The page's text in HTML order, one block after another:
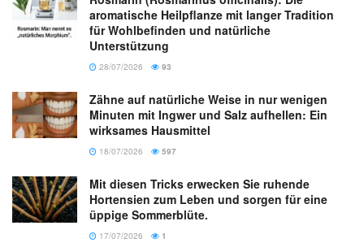
aromatische Heilpflanze mit langer Tradition
für Wohlbefinden und natürliche
Unterstützung
28/07/2026 93
Zähne auf natürliche Weise in nur wenigen
Minuten mit Ingwer und Salz aufhellen: Ein
wirksames Hausmittel
18/07/2026 597
Mit diesen Tricks erwecken Sie ruhende
Hortensien zum Leben und sorgen für eine
üppige Sommerblüte.
17/07/2026 1